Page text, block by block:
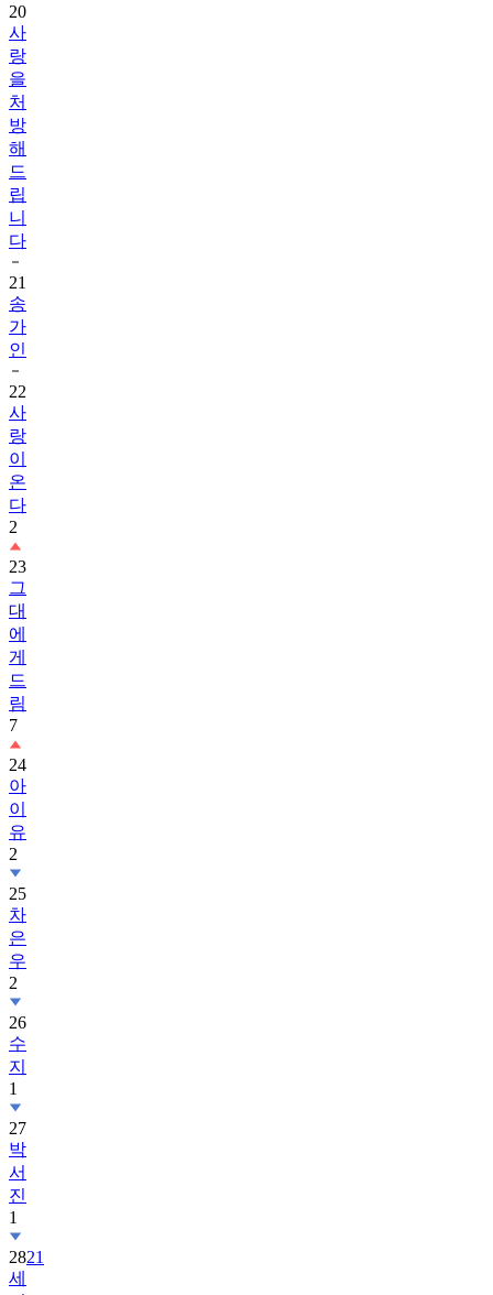
20
사
랑
을
처
방
해
드
립
니
다
21
송
가
인
22
사
랑
이
온
다
2
23
그
대
에
게
드
림
7
24
아
이
유
2
25
차
은
우
2
26
수
지
1
27
박
서
진
1
2821
세